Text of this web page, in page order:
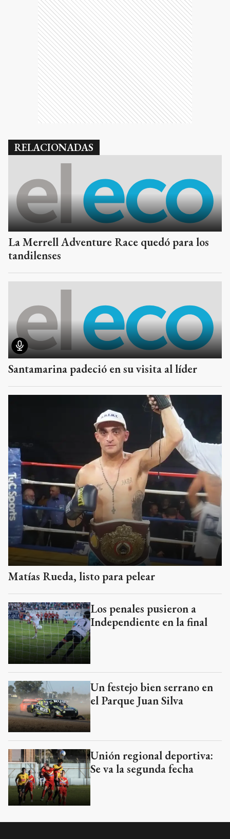
RELACIONADAS
La Merrell Adventure Race quedó para los
tandilenses
Santamarina padeció en su visita al líder
Matías Rueda, listo para pelear
Los penales pusieron a
Independiente en la final
Un festejo bien serrano en
el Parque Juan Silva
Unión regional deportiva:
Se va la segunda fecha